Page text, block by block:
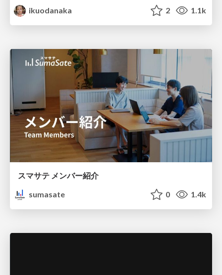
ikuodanaka
2 1.1k
スマサテ メンバー紹介
sumasate
0 1.4k